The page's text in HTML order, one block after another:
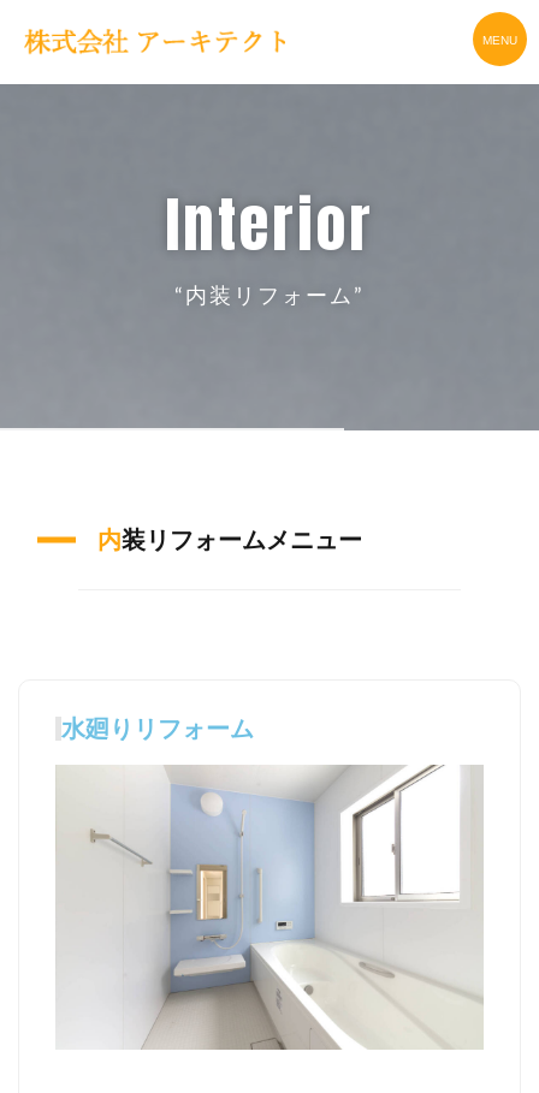
interior
“内装リフォーム”
内装リフォームメニュー
水廻りリフォーム